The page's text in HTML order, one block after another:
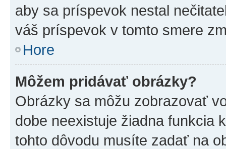
aby sa príspevok nestal
váš príspevok v tomto smere
Hore
Môžem pridávať obrázky?
Obrázky sa môžu zobrazovať
dobe neexistuje žiadna funkcia
tohto dôvodu musíte zadať na